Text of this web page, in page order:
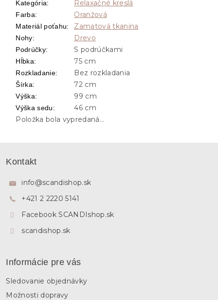
Kategória: Relaxačné kreslá
Farba: Oranžová
Materiál poťahu: Zamatová tkanina
Nohy: Drevo
Podrúčky: S podrúčkami
Hĺbka: 75 cm
Rozkladanie: Bez rozkladania
Šírka: 72 cm
Výška: 99 cm
Výška sedu:
46 cm
Položka bola vypredaná…
Kontakt
info@scandishop.sk
+421 2 2220 5141
Facebook SCANDIshop.sk
scandishop.sk
Informácie pre vás
Sledovanie objednávky
Možnosti dopravy